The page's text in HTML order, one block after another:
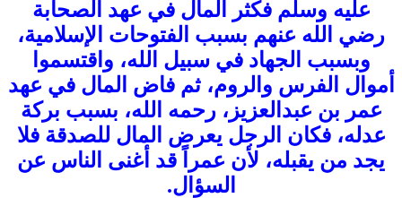
عليه وسلم فكثر المال في عهد الصحابة
رضي الله عنهم بسبب الفتوحات الإسلامية،
وبسبب الجهاد في سبيل الله، واقتسموا
أموال الفرس والروم، ثم فاض المال في عهد
عمر بن عبدالعزيز، رحمه الله، بسبب بركة
عدله، فكان الرجل يعرض المال للصدقة فلا
يجد من يقبله، لأن عمراً قد أغنى الناس عن
السؤال.